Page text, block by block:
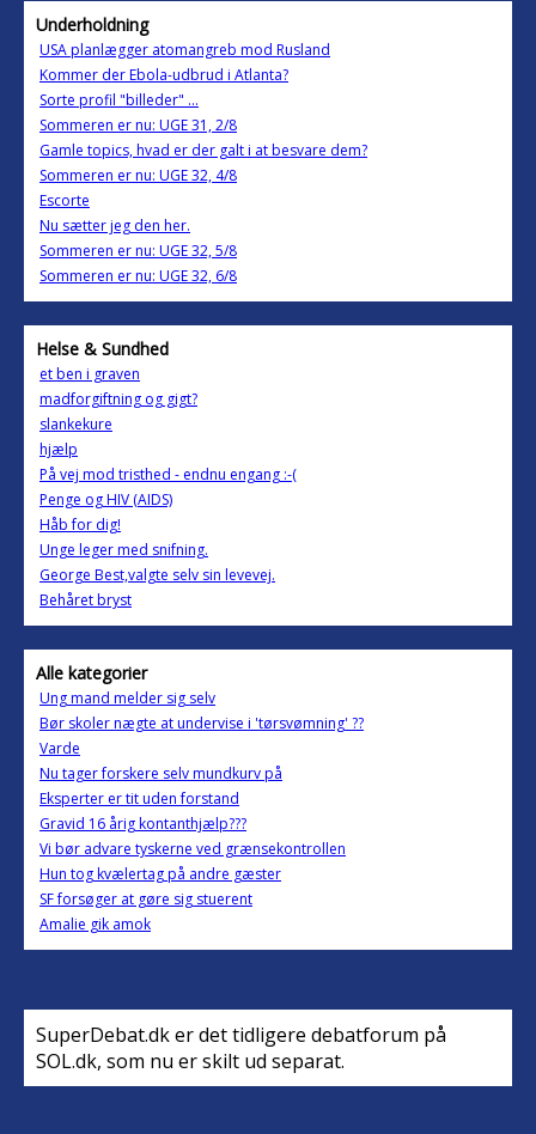
Underholdning
USA planlægger atomangreb mod Rusland
Kommer der Ebola-udbrud i Atlanta?
Sorte profil "billeder" ...
Sommeren er nu: UGE 31, 2/8
Gamle topics, hvad er der galt i at besvare dem?
Sommeren er nu: UGE 32, 4/8
Escorte
Nu sætter jeg den her.
Sommeren er nu: UGE 32, 5/8
Sommeren er nu: UGE 32, 6/8
Helse & Sundhed
et ben i graven
madforgiftning og gigt?
slankekure
hjælp
På vej mod tristhed - endnu engang :-(
Penge og HIV (AIDS)
Håb for dig!
Unge leger med snifning.
George Best,valgte selv sin levevej.
Behåret bryst
Alle kategorier
Ung mand melder sig selv
Bør skoler nægte at undervise i 'tørsvømning' ??
Varde
Nu tager forskere selv mundkurv på
Eksperter er tit uden forstand
Gravid 16 årig kontanthjælp???
Vi bør advare tyskerne ved grænsekontrollen
Hun tog kvælertag på andre gæster
SF forsøger at gøre sig stuerent
Amalie gik amok
SuperDebat.dk er det tidligere debatforum på
SOL.dk, som nu er skilt ud separat.